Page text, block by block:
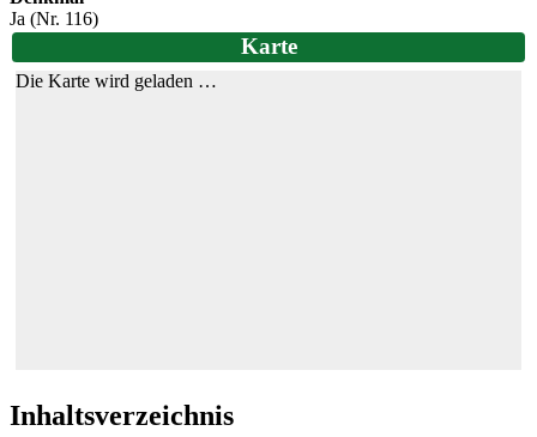
Ja (Nr. 116)
Karte
Die Karte wird geladen …
Inhaltsverzeichnis